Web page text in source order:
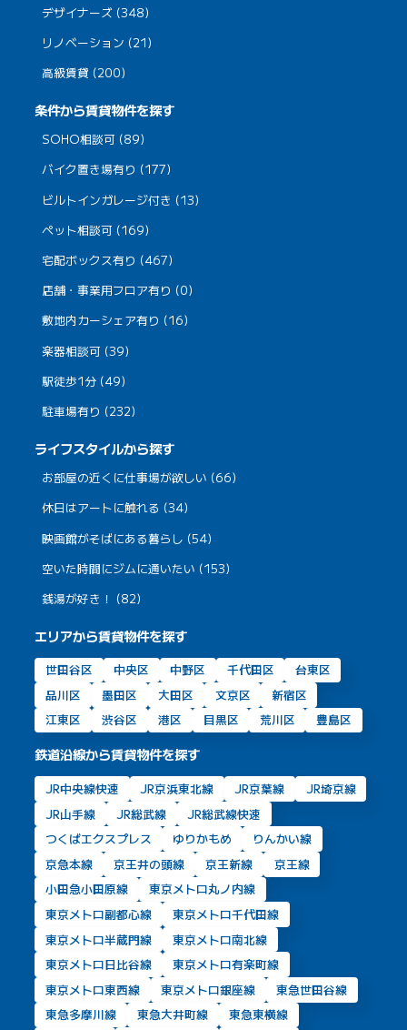
デザイナーズ (348)
リノベーション (21)
高級賃貸 (200)
条件から賃貸物件を探す
SOHO相談可 (89)
バイク置き場有り (177)
ビルトインガレージ付き (13)
ペット相談可 (169)
宅配ボックス有り (467)
店舗・事業用フロア有り (0)
敷地内カーシェア有り (16)
楽器相談可 (39)
駅徒歩1分 (49)
駐車場有り (232)
ライフスタイルから探す
お部屋の近くに仕事場が欲しい (66)
休日はアートに触れる (34)
映画館がそばにある暮らし (54)
空いた時間にジムに通いたい (153)
銭湯が好き！ (82)
エリアから賃貸物件を探す
世田谷区 中央区 中野区 千代田区
台東区
品川区
墨田区 大田区 文京区
新宿区
江東区
渋谷区 港区 目黒区 荒川区 豊島区
鉄道沿線から賃貸物件を探す
JR中央線快速 JR京浜東北線 JR京葉線
JR埼京線
JR山手線
JR総武線
JR総武線快速
つくばエクスプレス
ゆりかもめ
りんかい線
京急本線
京王井の頭線 京王新線
京王線
小田急小田原線
東京メトロ丸ノ内線
東京メトロ副都心線
東京メトロ千代田線
東京メトロ半蔵門線
東京メトロ南北線
東京メトロ日比谷線
東京メトロ有楽町線
東京メトロ東西線
東京メトロ銀座線
東急世田谷線
東急多摩川線
東急大井町線 東急東横線